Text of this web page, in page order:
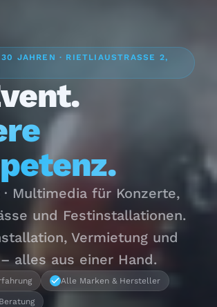
JAHREN · RIETLIAUSTRASSE 2,
· Multimedia für Konzerte,
und Festinstallationen.
Vermietung und
alles aus einer Hand.
Alle Marken & Hersteller